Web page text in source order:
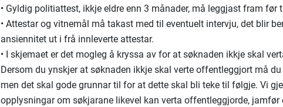
• Gyldig politiattest, ikkje eldre enn 3 månader, må leggjast fram før
• Attestar og vitnemål må takast med til eventuelt intervju, det blir
ansiennitet ut i frå innleverte attestar.
• I skjemaet er det mogleg å kryssa av for at søknaden ikkje skal
Dersom du ynskjer at søknaden ikkje skal verte offentleggjort må
men det skal gode grunnar til for at dette skal bli teke til følgje. Vi
opplysningar om søkjarane likevel kan verta offentleggjorde,